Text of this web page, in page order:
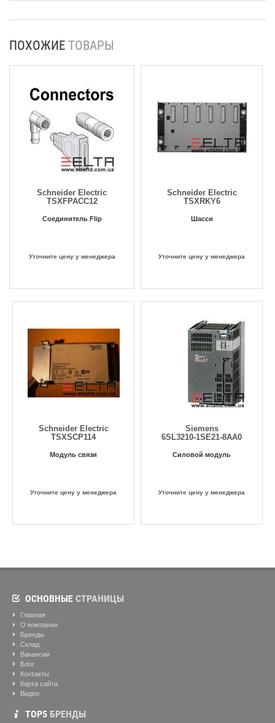
ПОХОЖИЕ ТОВАРЫ
Schneider Electric
TSXFPACC12
Соединитель Flip
Уточните цену у менеджера
Schneider Electric
TSXRKY6
Шасси
Уточните цену у менеджера
Schneider Electric
TSXSCP114
Модуль связи
Уточните цену у менеджера
Siemens
6SL3210-1SE21-8AA0
Силовой модуль
Уточните цену у менеджера
ОСНОВНЫЕ СТРАНИЦЫ
Главная
О компании
Бренды
Склад
Вакансии
Блог
Контакты
Карта сайта
Видео
ТОР5 БРЕНДЫ